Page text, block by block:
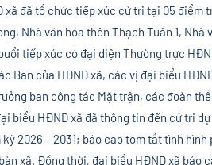
xã đã tổ chức tiếp xúc cử tri tại 05 điểm
Nhà văn hóa thôn Thạch Tuân 1, Nhà
tiếp xúc có đại diện Thường trực
Ban của HĐND xã, các vị đại biểu
ban công tác Mặt trận, các đoàn
biểu HĐND xã đã thông tin đến cử tri
2026 – 2031; báo cáo tóm tắt tình
xã. Đồng thời, đại biểu HĐND xã